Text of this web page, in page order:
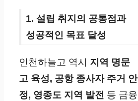
1. 설립 취지의 공통점과
성공적인 목표 달성
인천하늘고 역시 지역 명문
고 육성, 공항 종사자 주거 안
정, 영종도 지역 발전 등 금융